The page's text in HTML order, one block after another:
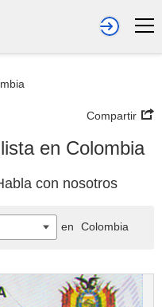
Compartir
en Colombia
con nosotros
en Colombia